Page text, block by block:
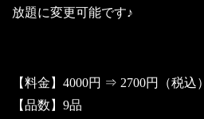
放題に変更可能です♪
【料金】4000円 ⇒ 2700円（税込）
【品数】9品